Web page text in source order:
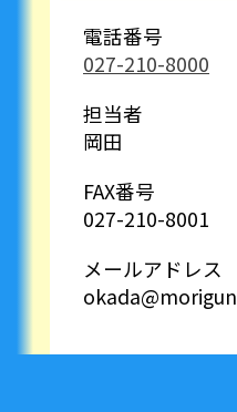
電話番号
027-210-8000
担当者
岡田
FAX番号
027-210-8001
メールアドレス